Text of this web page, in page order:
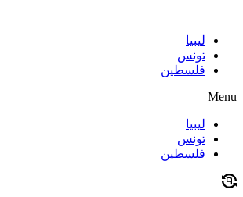
contentليبيا
تونس
فلسطين
Menu
ليبيا
تونس
فلسطين